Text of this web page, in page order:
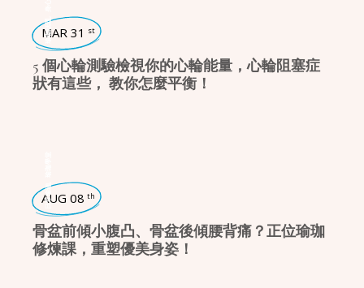
瑜珈話題
MAR 31 st
5 個心輪測驗檢視你的心輪能量，心輪阻塞症
狀有這些， 教你怎麼平衡！
日常瑜珈
AUG 08 th
骨盆前傾小腹凸、骨盆後傾腰背痛？正位瑜珈
修煉課，重塑優美身姿！